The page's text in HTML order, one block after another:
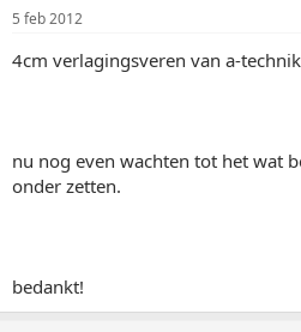
5 feb 2012
4cm verlagingsveren van a-
nu nog even wachten tot het wat
onder zetten.
bedankt!